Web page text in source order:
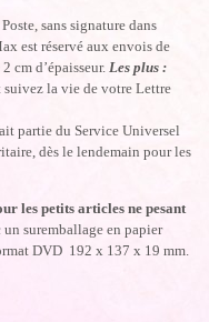
sans signature dans
est réservé aux envois de
cm d’épaisseur. Les plus :
la vie de votre Lettre
partie du Service Universel
dès le lendemain pour les
les petits articles ne pesant
suremballage en papier
DVD 192 x 137 x 19 mm.